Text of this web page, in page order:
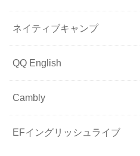
ネイティブキャンプ
QQ English
Cambly
EFイングリッシュライブ